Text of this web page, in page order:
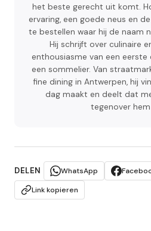
het beste gerecht uit komt.
ervaring, een goede neus en
te bestellen waar hij de naam
Hij schrijft over culinaire
enthousiasme van een eerste
een sommelier. Van
fine dining in Antwerpen, hij
dag maakt en deelt dat
tegenover
DELEN WhatsApp
Link kopieren